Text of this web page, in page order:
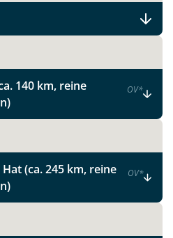
140 km, reine
OV*
(ca. 245 km, reine
OV*